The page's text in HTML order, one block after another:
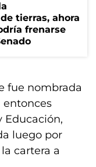
tierras, ahora
frenarse
fue nombrada
entonces
Educación,
luego por
cartera a